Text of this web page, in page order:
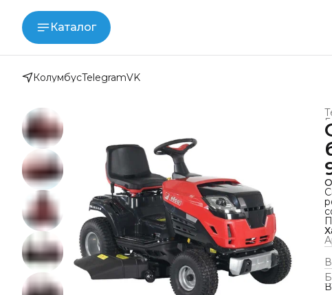
Каталог
КолумбусTelegramVK